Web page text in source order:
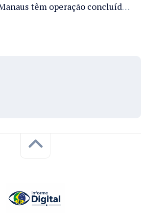
Cemitérios de Manaus têm operação concluída e estrutura pronta para receber famílias no Dia dos Pais